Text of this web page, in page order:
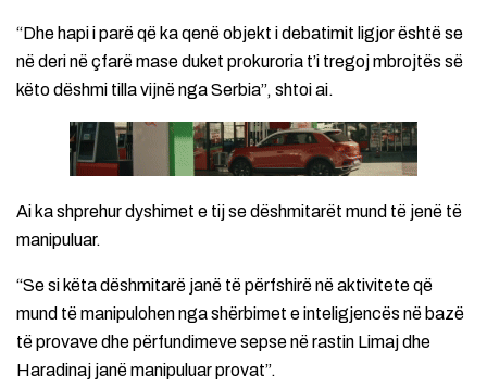
“Dhe hapi i parë që ka qenë objekt i debatimit ligjor është se
në deri në çfarë mase duket prokuroria t’i tregoj mbrojtës së
këto dëshmi tilla vijnë nga Serbia”, shtoi ai.
Ai ka shprehur dyshimet e tij se dëshmitarët mund të jenë të
manipuluar.
“Se si këta dëshmitarë janë të përfshirë në aktivitete që
mund të manipulohen nga shërbimet e inteligjencës në bazë
të provave dhe përfundimeve sepse në rastin Limaj dhe
Haradinaj janë manipuluar provat”.